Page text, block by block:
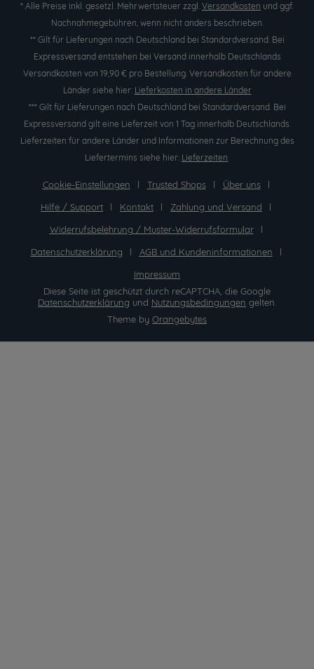
* Alle Preise inkl. gesetzl. Mehrwertsteuer zzgl. Versandkosten und ggf.
Nachnahmegebühren, wenn nicht anders beschrieben.
** Gilt für Lieferungen nach Deutschland bei Standardversand. Bei
Expressversand entstehen bei Versand innerhalb Deutschlands
Versandkosten von 19,90 € pro Bestellung. Versandkosten für andere
Länder siehe hier: Lieferkosten in andere Länder
*** Gilt für Lieferungen nach Deutschland bei Standardversand. Bei
Expressversand gilt eine Lieferzeit von 1 Tag innerhalb Deutschlands.
Lieferzeiten für andere Länder und Informationen zur Berechnung des
Liefertermins siehe hier: Lieferzeiten.
Cookie-Einstellungen Trusted Shops
Über uns
Hilfe / Support
Kontakt
Zahlung und Versand
Widerrufsbelehrung / Muster-Widerrufsformular
Datenschutzerklärung
AGB und Kundeninformationen
Impressum
Diese Seite ist geschützt durch reCAPTCHA, die Google
Datenschutzerklärung und Nutzungsbedingungen gelten.
Theme by Orangebytes